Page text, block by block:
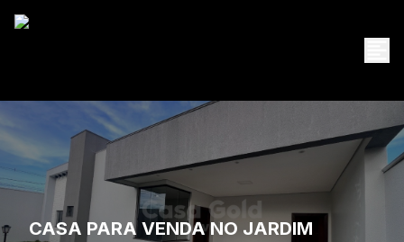
CASA PARA VENDA NO JARDIM